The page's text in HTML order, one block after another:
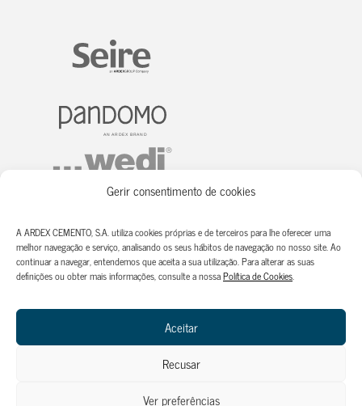
Gerir consentimento de cookies
A ARDEX CEMENTO, S.A. utiliza cookies próprias e de terceiros para lhe oferecer uma
melhor navegação e serviço, analisando os seus hábitos de navegação no nosso site. Ao
continuar a navegar, entendemos que aceita a sua utilização. Para alterar as suas
definições ou obter mais informações, consulte a nossaPolítica de Cookies.
Aceitar
Recusar
Ver preferências